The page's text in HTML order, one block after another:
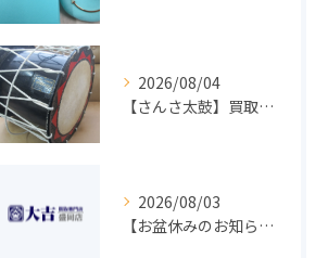
2026/08/04
【さんさ太鼓】買取 大吉盛岡店 楽器 買取します！！
2026/08/03
【お盆休みのお知らせ】買取専門 大吉 盛岡店